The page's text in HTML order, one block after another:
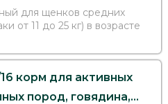
для щенков средних
от 11 до 25 кг) в возрасте
корм для активных
пород, говядина,